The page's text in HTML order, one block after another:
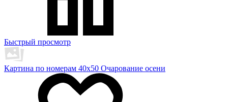
Быстрый просмотр
Картина по номерам 40х50 Очарование осени